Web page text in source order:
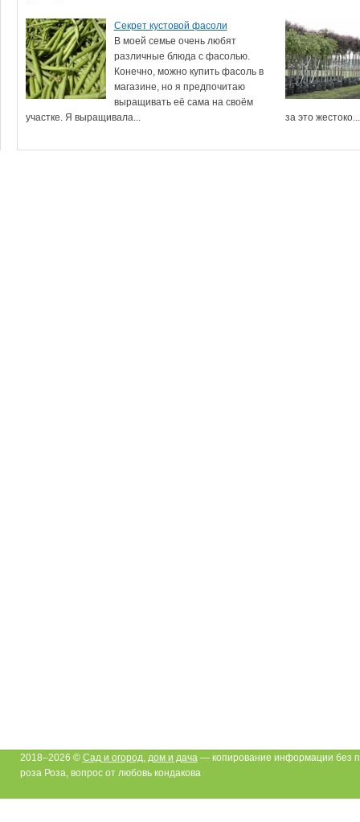
Секрет кустовой фасоли
В моей семье очень любят
различные блюда с фасолью.
Конечно, можно купить фасоль в
магазине, но я предпочитаю
выращивать её сама на своём
участке. Я выращивала...
за это жестоко...
2018–2026 © Сад и огород, дом и дача— копирование информации без
роза Роза, вопрос от любовь кондакова